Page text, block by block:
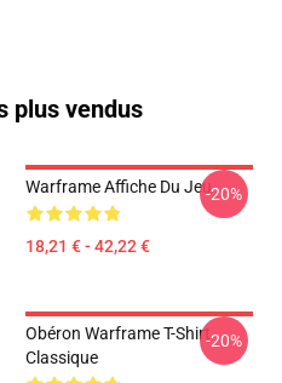
plus vendus
Warframe Affiche Du Jeu
18,21 € - 42,22 €
-20%
Obéron Warframe T-Shirt
Classique
-20%